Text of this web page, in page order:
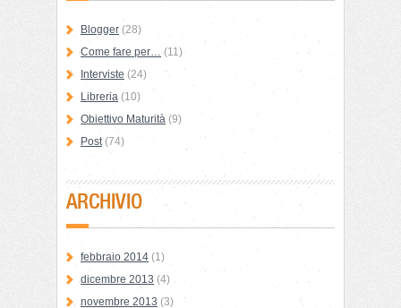
Blogger (28)
Come fare per… (11)
Interviste (24)
Libreria (10)
Obiettivo Maturità (9)
Post(74)
ARCHIVIO
febbraio 2014 (1)
dicembre 2013 (4)
novembre 2013 (3)